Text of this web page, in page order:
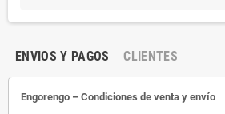
ENVIOS Y PAGOS CLIENTES
Engorengo – Condiciones de venta y envío